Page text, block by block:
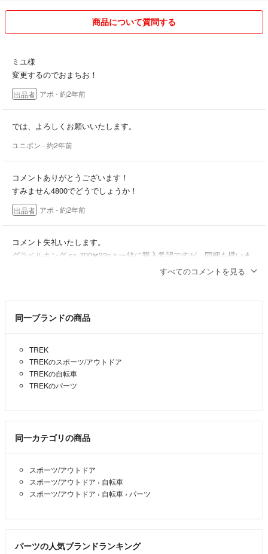
商品について質問する
ミユ様
変更するのでおまちお！
出品者 アポ - 約2年前
では、よろしくお願いいたします。
ユニポン - 約2年前
コメントありがとうございます！
すみません4800でどうでしょうか！
出品者 アポ - 約2年前
コメント失礼いたします。
グラベルキング ss 700✖️32cと一緒に購入希望ですが、同梱も構いま
ユニポン- 約2年前
すべてのコメントを見る
同一ブランドの商品
TREK
TREKのスポーツ/アウトドア
TREKの自転車
TREKのパーツ
同一カテゴリの商品
スポーツ/アウトドア
スポーツ/アウトドア › 自転車
スポーツ/アウトドア › 自転車 › パーツ
パーツの人気ブランドランキング